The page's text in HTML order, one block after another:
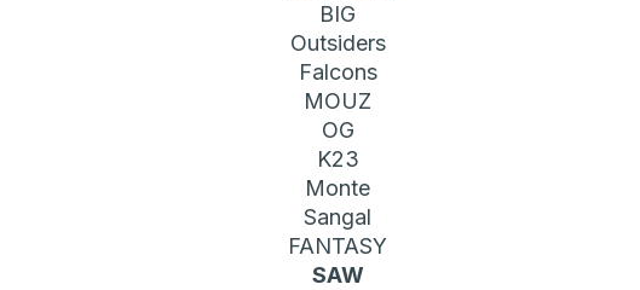
BIG
Outsiders
Falcons
MOUZ
OG
K23
Monte
Sangal
FANTASY
SAW